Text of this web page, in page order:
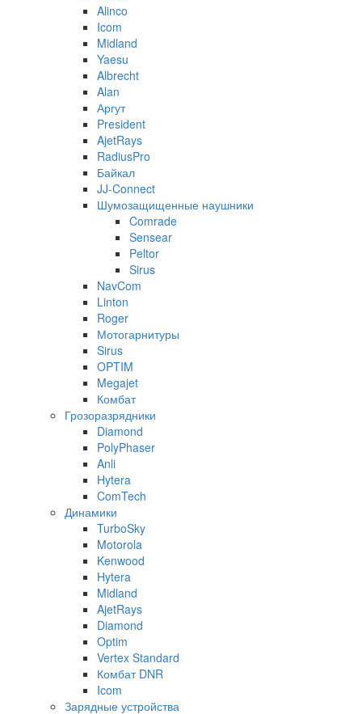
Alinco
Icom
Midland
Yaesu
Albrecht
Alan
Аргут
President
AjetRays
RadiusPro
Байкал
JJ-Connect
Шумозащищенные наушники
Comrade
Sensear
Peltor
Sirus
NavCom
Linton
Roger
Мотогарнитуры
Sirus
OPTIM
Megajet
Комбат
Грозоразрядники
Diamond
PolyPhaser
Anli
Hytera
ComTech
Динамики
TurboSky
Motorola
Kenwood
Hytera
Midland
AjetRays
Diamond
Optim
Vertex Standard
Комбат DNR
Icom
Зарядные устройства